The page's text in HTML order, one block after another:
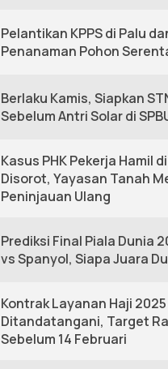
Pelantikan KPPS di Palu
Penanaman Pohon
Berlaku Kamis, Siapkan
Sebelum Antri Solar di
Kasus PHK Pekerja Hamil
Disorot, Yayasan Tanah
Peninjauan Ulang
Prediksi Final Piala Dunia
vs Spanyol, Siapa Juara
Kontrak Layanan Haji
Ditandatangani, Target
Sebelum 14 Februari